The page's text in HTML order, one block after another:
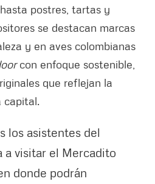
postres, tartas y
se destacan marcas
y en aves colombianas
con enfoque sostenible,
que reflejan la
capital.
los asistentes del
a visitar el Mercadito
donde podrán